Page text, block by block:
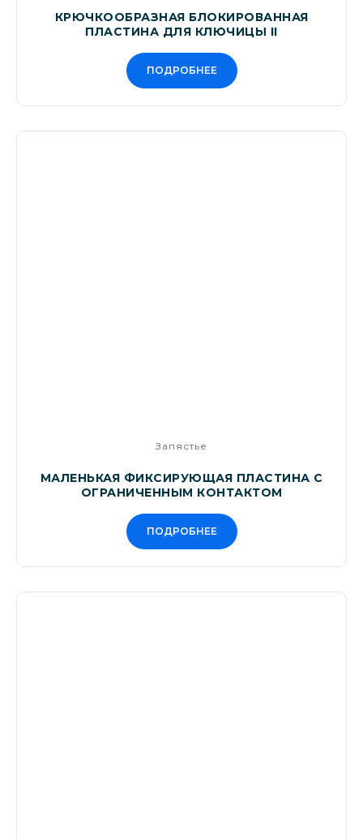
КРЮЧКООБРАЗНАЯ БЛОКИРОВАННАЯ
ПЛАСТИНА ДЛЯ КЛЮЧИЦЫ II
ПОДРОБНЕЕ
Запястье
МАЛЕНЬКАЯ ФИКСИРУЮЩАЯ ПЛАСТИНА С
ОГРАНИЧЕННЫМ КОНТАКТОМ
ПОДРОБНЕЕ